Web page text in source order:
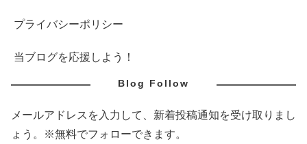
プライバシーポリシー
当ブログを応援しよう！
Blog Follow
メールアドレスを入力して、新着投稿通知を受け取りまし
ょう。※無料でフォローできます。